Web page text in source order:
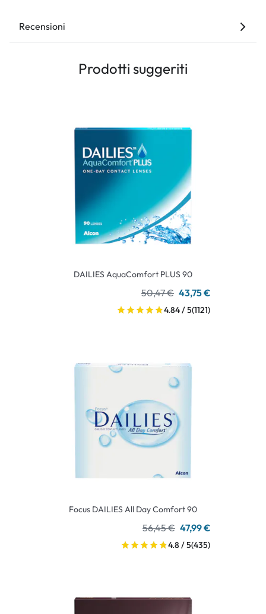
Recensioni
Prodotti suggeriti
DAILIES AquaComfort PLUS 90
50,47 € 43,75 €
4.84 / 5(1121)
Focus DAILIES All Day Comfort 90
56,45 € 47,99 €
4.8 / 5(435)